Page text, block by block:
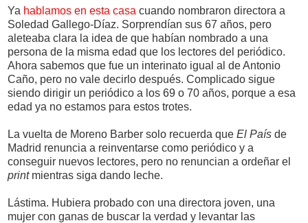
Ya hablamos en esta casa cuando nombraron directora a
Soledad Gallego-Díaz. Sorprendían sus 67 años, pero
aleteaba clara la idea de que habían nombrado a una
persona de la misma edad que los lectores del periódico.
Ahora sabemos que fue un interinato igual al de Antonio
Caño, pero no vale decirlo después. Complicado sigue
siendo dirigir un periódico a los 69 o 70 años, porque a esa
edad ya no estamos para estos trotes.
La vuelta de Moreno Barber solo recuerda que El País de
Madrid renuncia a reinventarse como periódico y a
conseguir nuevos lectores, pero no renuncian a ordeñar el
printmientras siga dando leche.
Lástima. Hubiera probado con una directora joven, una
mujer con ganas de buscar la verdad y levantar las